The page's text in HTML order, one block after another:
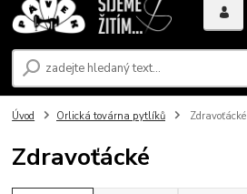
Úvod Orlická továrna pytlíků Zdravoťácké
Zdravoťácké